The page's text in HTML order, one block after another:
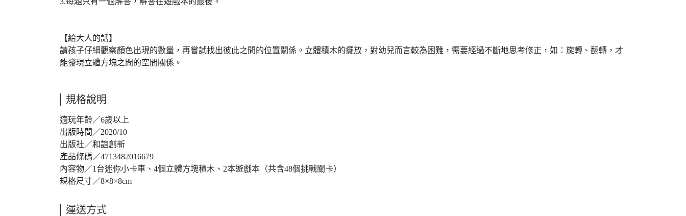
【給大人的話】
請孩子仔細觀察顏色出現的數量，再嘗試找出彼此之間的位置關係。立體積木的擺放，對幼兒而言較為困難，需要經過不斷地思考修正，如：旋轉、翻轉，才
能發現立體方塊之間的空間關係。
規格說明
適玩年齡／6歲以上
出版時間／2020/10
出版社／和誼創新
產品條碼／4713482016679
內容物／1台迷你小卡車、4個立體方塊積木、2本遊戲本（共含48個挑戰關卡）
規格尺寸／8×8×8cm
運送方式